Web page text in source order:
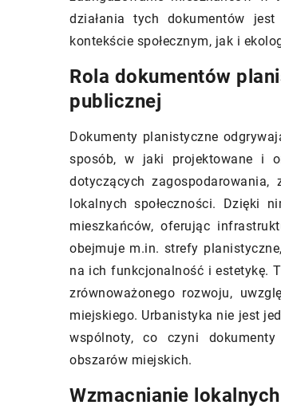
działania tych dokumentów
kontekście społecznym, jak i
Rola dokumentów
publicznej
Dokumenty planistyczne
sposób, w jaki projektowane i
dotyczących
lokalnych społeczności. Dzięki
mieszkańców, oferując
obejmuje m.in. strefy
na ich funkcjonalność i estetykę.
zrównoważonego rozwoju,
miejskiego. Urbanistyka nie jest
wspólnoty, co czyni
obszarów miejskich.
Wzmacnianie
odpowiedniego ogrodzenia dla
porady i wskazówki
domu? Dowiedz się, jakie
są dostępne na rynku, na
ogrodzenie do stylu
oraz otoczenia.
Jak
wymiar